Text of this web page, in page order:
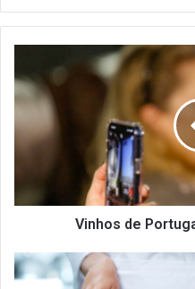
Portugal
completa
10
anos
Vinhos de
SindRio
renova